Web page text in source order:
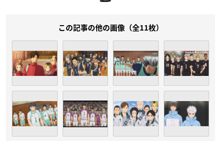
この記事の他の画像（全11枚）